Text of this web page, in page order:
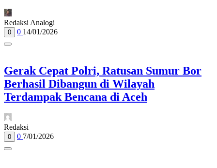
Redaksi Analogi
0 0 14/01/2026
Gerak Cepat Polri, Ratusan Sumur Bor
Berhasil Dibangun di Wilayah
Terdampak Bencana di Aceh
Redaksi
0 0 7/01/2026